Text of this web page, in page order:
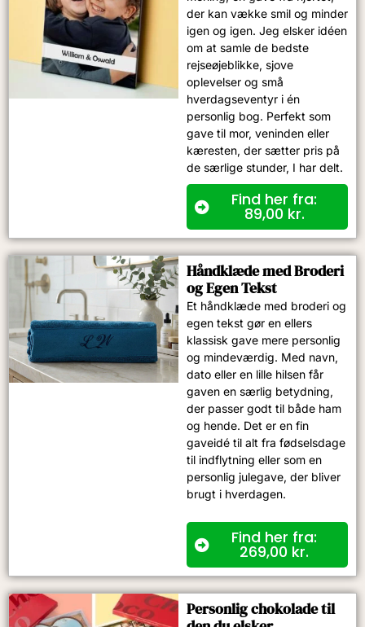
der kan vække smil og minder
igen og igen. Jeg elsker idéen
om at samle de bedste
rejseøjeblikke, sjove
oplevelser og små
hverdagseventyr i én
personlig bog. Perfekt som
gave til mor, veninden eller
kæresten, der sætter pris på
de særlige stunder, I har delt.
Find her fra:
89,00 kr.
Håndklæde med Broderi
og Egen Tekst
Et håndklæde med broderi og
egen tekst gør en ellers
klassisk gave mere personlig
og mindeværdig. Med navn,
dato eller en lille hilsen får
gaven en særlig betydning,
der passer godt til både ham
og hende. Det er en fin
gaveidé til alt fra fødselsdage
til indflytning eller som en
personlig julegave, der bliver
brugt i hverdagen.
Find her fra:
269,00 kr.
Personlig chokolade til